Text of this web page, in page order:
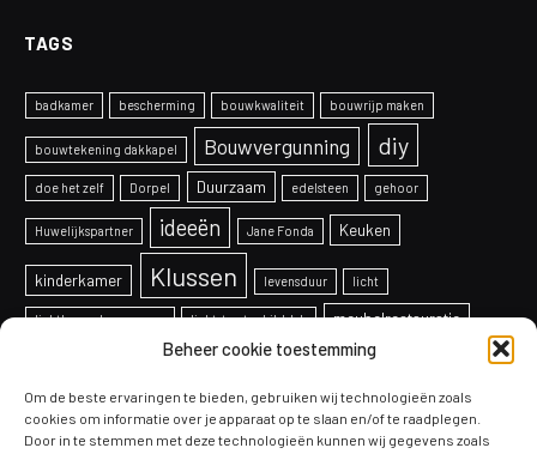
Beheer cookie toestemming
Om de beste ervaringen te bieden, gebruiken wij technologieën zoals
cookies om informatie over je apparaat op te slaan en/of te raadplegen.
Door in te stemmen met deze technologieën kunnen wij gegevens zoals
TAGS
badkamer bescherming bouwkwaliteit bouwrijp maken
bouwtekening dakkapel Bouwvergunning diy
doe het zelf Dorpel Duurzaam edelsteen gehoor
Huwelijkspartner ideeën Jane Fonda Keuken
kinderkamer Klussen levensduur licht
lichtkoepel vervangen lichtstraat schilddak meubelrestauratie
Ontwerp overkapping paneelradiatoren
productie projecten Raam radiatoren schaken
Schilderen sealmachines soorten systeem telefoon